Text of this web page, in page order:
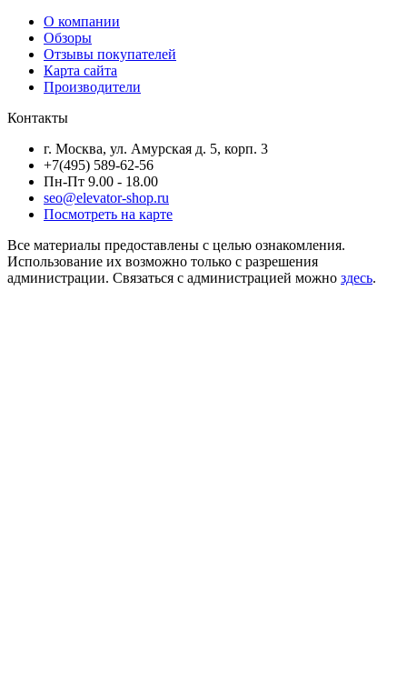
О компании
Обзоры
Отзывы покупателей
Карта сайта
Производители
Контакты
г. Москва, ул. Амурская д. 5, корп. 3
+7(495) 589-62-56
Пн-Пт 9.00 - 18.00
seo@elevator-shop.ru
Посмотреть на карте
Все материалы предоставлены с целью ознакомления.
Использование их возможно только с разрешения
администрации. Связаться с администрацией можно здесь.